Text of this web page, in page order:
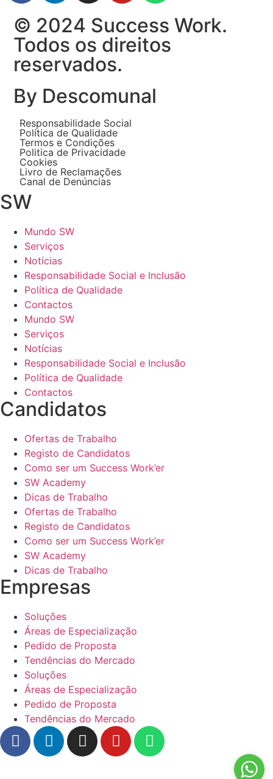
© 2024 Success Work.
Todos os direitos
reservados.
By Descomunal
Responsabilidade Social
Política de Qualidade
Termos e Condições
Politica de Privacidade
Cookies
Livro de Reclamações
Canal de Denúncias
SW
Mundo SW
Serviços
Notícias
Responsabilidade Social e Inclusão
Política de Qualidade
Contactos
Mundo SW
Serviços
Notícias
Responsabilidade Social e Inclusão
Política de Qualidade
Contactos
Candidatos
Ofertas de Trabalho
Registo de Candidatos
Como ser um Success Work’er
SW Academy
Dicas de Trabalho
Ofertas de Trabalho
Registo de Candidatos
Como ser um Success Work’er
SW Academy
Dicas de Trabalho
Empresas
Soluções
Áreas de Especialização
Pedido de Proposta
Tendências do Mercado
Soluções
Áreas de Especialização
Pedido de Proposta
Tendências do Mercado